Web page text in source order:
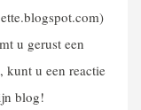
u gerust een
u een reactie
blog!